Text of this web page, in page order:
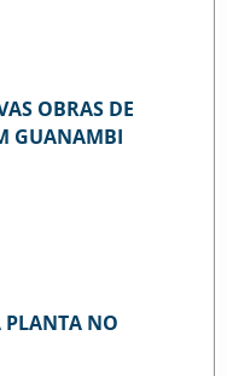
OBRAS DE
GUANAMBI
PLANTA NO